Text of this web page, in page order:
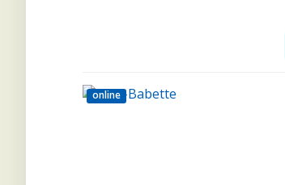
online